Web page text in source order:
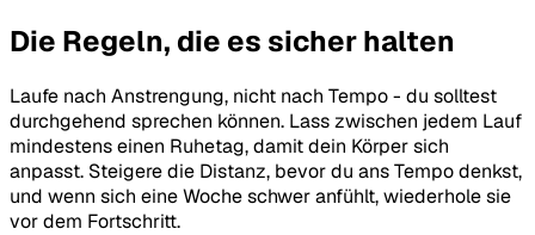
Die Regeln, die es sicher halten
Laufe nach Anstrengung, nicht nach Tempo - du solltest
durchgehend sprechen können. Lass zwischen jedem Lauf
mindestens einen Ruhetag, damit dein Körper sich
anpasst. Steigere die Distanz, bevor du ans Tempo denkst,
und wenn sich eine Woche schwer anfühlt, wiederhole sie
vor dem Fortschritt.